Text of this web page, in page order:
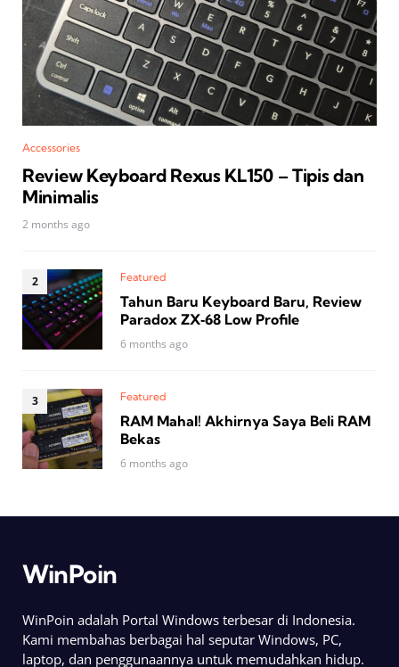
Accessories
Review Keyboard Rexus KL150 – Tipis dan
Minimalis
2 months ago
Featured
Tahun Baru Keyboard Baru, Review
Paradox ZX‑68 Low Profile
6 months ago
Featured
RAM Mahal! Akhirnya Saya Beli RAM
Bekas
6 months ago
WinPoin
WinPoin adalah Portal Windows terbesar di Indonesia.
Kami membahas berbagai hal seputar Windows, PC,
laptop, dan penggunaannya untuk memudahkan hidup.